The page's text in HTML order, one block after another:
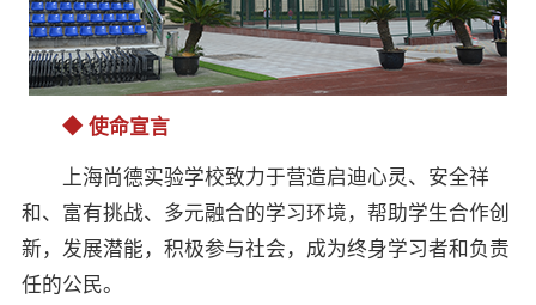
◆ 使命宣言
上海尚德实验学校致力于营造启迪心灵、安全祥
和、富有挑战、多元融合的学习环境，帮助学生合作创
新，发展潜能，积极参与社会，成为终身学习者和负责
任的公民。